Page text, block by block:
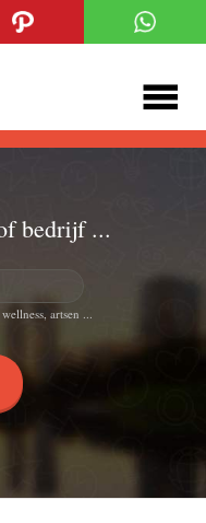
bedrijf ...
artsen ...